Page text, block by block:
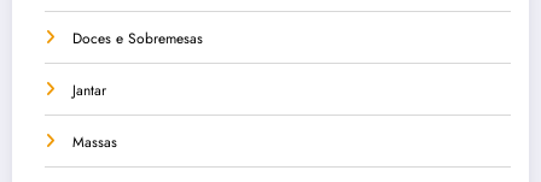
Doces e Sobremesas
Jantar
Massas